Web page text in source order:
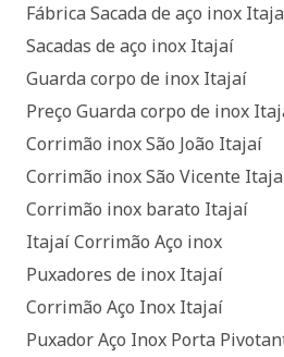
Fábrica Sacada de aço inox
Sacadas de aço inox Itajaí
Guarda corpo de inox Itajaí
Preço Guarda corpo de inox
Corrimão inox São João Itajaí
Corrimão inox São Vicente
Corrimão inox barato Itajaí
Itajaí Corrimão Aço inox
Puxadores de inox Itajaí
Corrimão Aço Inox Itajaí
Puxador Aço Inox Porta